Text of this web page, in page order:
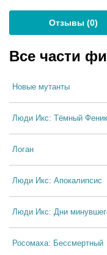
Отзывы (0)
Все части
Новые мутанты
Люди Икс: Тёмный
Логан
Люди Икс: Апокалипсис
Люди Икс: Дни
Росомаха: Бессмертный